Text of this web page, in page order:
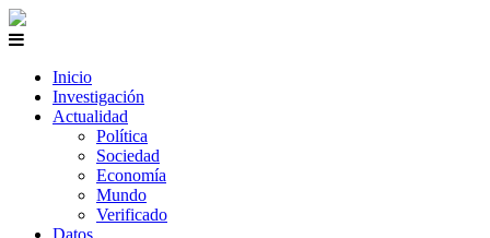
Inicio
Investigación
Actualidad
Política
Sociedad
Economía
Mundo
Verificado
Datos